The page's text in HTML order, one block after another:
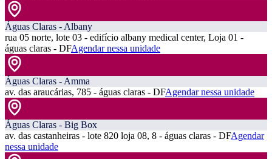
Águas Claras - Albany
rua 05 norte, lote 03 - edifício albany medical center, Loja 01 -
águas claras - DFAgendar nessa unidade
Águas Claras - Amma
av. das araucárias, 785 - águas claras - DFAgendar nessa unidade
Águas Claras - Big Box
av. das castanheiras - lote 820 loja 08, 8 - águas claras - DFAgendar
nessa unidade